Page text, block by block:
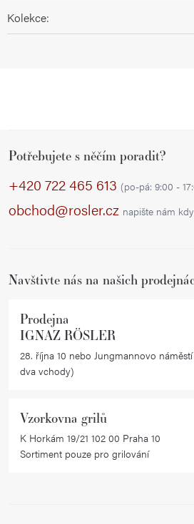
Kolekce:
Potřebujete s něčím poradit?
+420 722 465 613 (po-pá: 9:00 -
obchod@rosler.cz napište nám
Navštivte nás na našich
Prodejna
IGNAZ RÖSLER
28. října 10 nebo Jungmannovo
dva vchody)
Vzorkovna grilů
K Horkám 19/21 102 00 Praha 10
Sortiment pouze pro grilování